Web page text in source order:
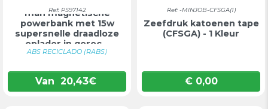
Ref: PS97142
mah magnetische
powerbank met 15w
supersnelle draadloze
oplader in gerec...
ABS RECICLADO (RABS)
Van 20,43€
Ref: -MINJOB-CFSGA(1)
Zeefdruk katoenen tape
(CFSGA) - 1 Kleur
Prijs
€ 0,00